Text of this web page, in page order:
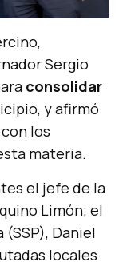
Sergio
consolidar
y afirmó
los
materia.
el jefe de la
Limón; el
Daniel
locales